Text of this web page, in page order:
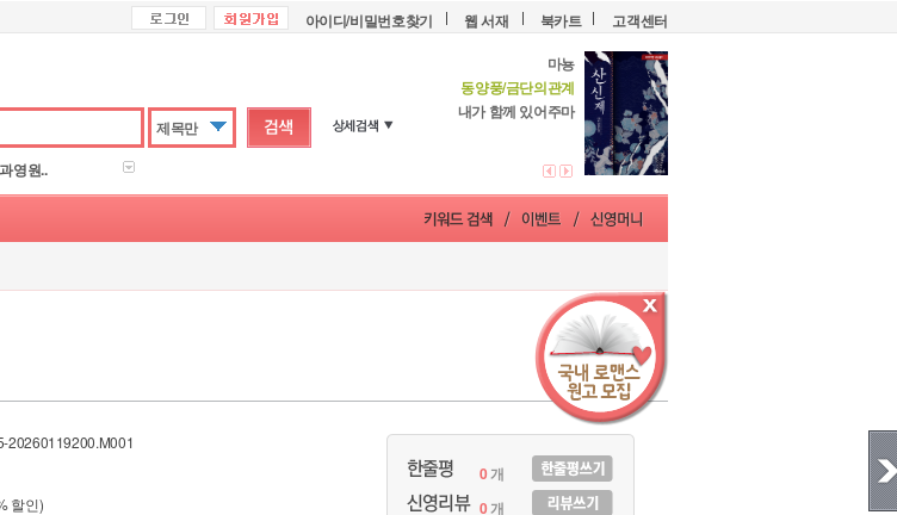
아이디/비밀번호찾기 웹 서재 북카트 고객센터
제목만
영원..
마뇽
동양풍/금단의관계
내가 함께 있어주마
20260119200.M001
할인)
0개
0개